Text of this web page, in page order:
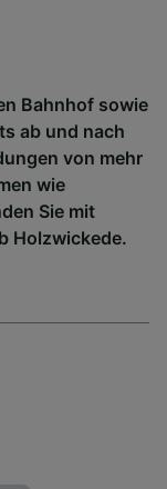
Bahnhof sowie
ab und nach
von mehr
wie
Sie mit
Holzwickede.